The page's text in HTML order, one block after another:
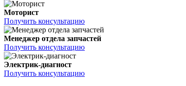
Моторист
Получить консультацию
Менеджер отдела запчастей
Получить консультацию
Электрик-диагност
Получить консультацию